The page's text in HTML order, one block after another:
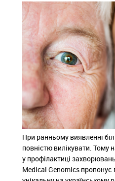
При ранньому виявленні
повністю вилікувати. Тому
у профілактиці
Medical Genomics пропонує